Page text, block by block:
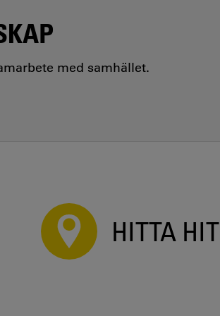
med samhället.
HITTA HIT